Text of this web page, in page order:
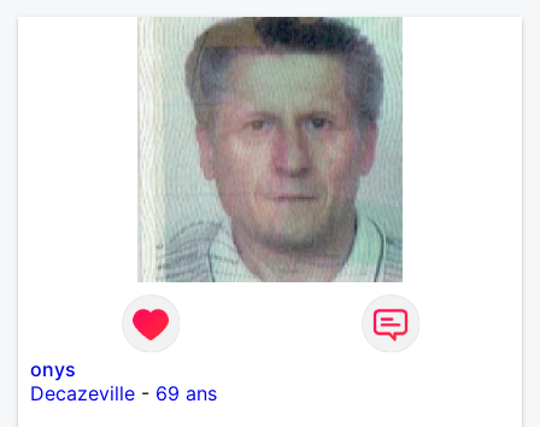
naturellement ,sans fards ,ni excès A vous de jouer
Mesdames 😉
onys
Decazeville - 69 ans